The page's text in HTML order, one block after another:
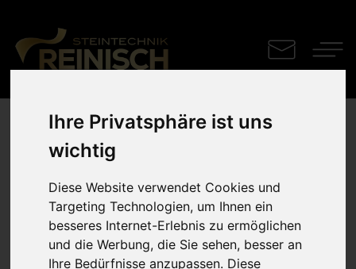
Ihre Privatsphäre ist uns
wichtig
Diese Website verwendet Cookies und
Targeting Technologien, um Ihnen ein
besseres Internet-Erlebnis zu ermöglichen
und die Werbung, die Sie sehen, besser an
Ihre Bedürfnisse anzupassen. Diese
Küchenplatte
Dekton Zenith